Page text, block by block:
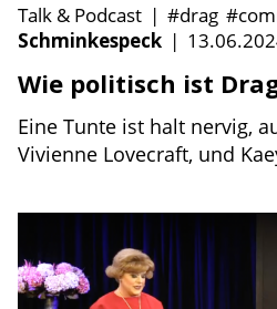
Talk & Podcast | #drag
Schminkespeck |
Wie politisch ist
Eine Tunte ist halt nervig,
Vivienne Lovecraft, und